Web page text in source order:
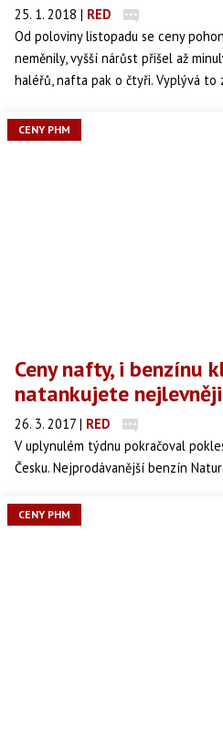
25. 1. 2018 | RED
Od poloviny listopadu se ceny
neměnily, vyšší nárůst přišel až
haléřů, nafta pak o čtyři. Vyplývá to
CENY PHM
Ceny nafty, i benzínu
natankujete
26. 3. 2017 | RED
V uplynulém týdnu pokračoval
Česku. Nejprodávanější benzín
o 15 haléřů, kdy v průměru stála
CENY PHM